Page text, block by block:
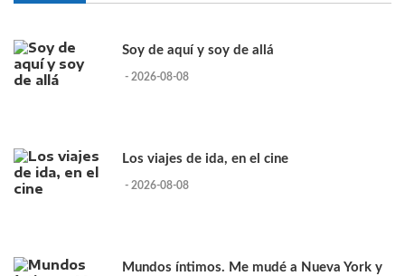
Soy de aquí y soy de allá
- 2026-08-08
Los viajes de ida, en el cine
- 2026-08-08
Mundos íntimos. Me mudé a Nueva York y